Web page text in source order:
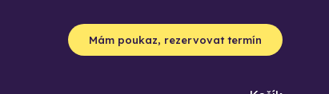
Mám poukaz, rezervovat termín